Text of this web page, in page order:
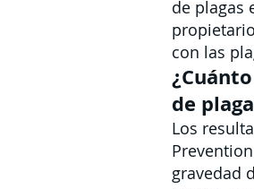
de plagas
con las
de
Los
gravedad